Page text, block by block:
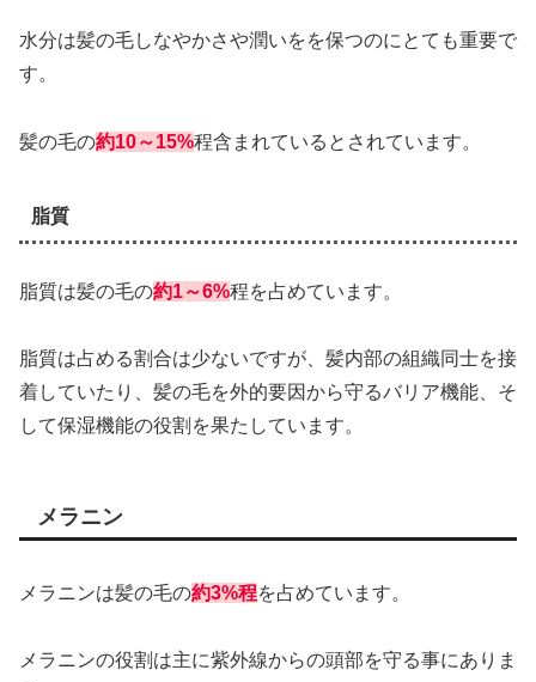
水分は髪の毛しなやかさや潤いをを保つのにとても重要で
す。
髪の毛の約10～15%程含まれているとされています。
脂質
脂質は髪の毛の約1～6%程を占めています。
脂質は占める割合は少ないですが、髪内部の組織同士を接
着していたり、髪の毛を外的要因から守るバリア機能、そ
して保湿機能の役割を果たしています。
メラニン
メラニンは髪の毛の約3%程を占めています。
メラニンの役割は主に紫外線からの頭部を守る事にありま